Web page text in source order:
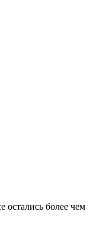
остались более чем